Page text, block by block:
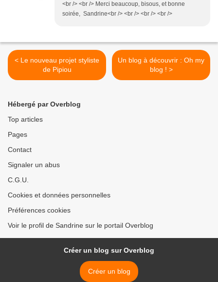
<br /> <br /> Merci beaucoup, bisous, et bonne
soirée, Sandrine<br /> <br /> <br /> <br />
< Le nouveau projet styliste
de Pipiou
Un blog à découvrir : Oh my
blog ! >
Hébergé par Overblog
Top articles
Pages
Contact
Signaler un abus
C.G.U.
Cookies et données personnelles
Préférences cookies
Voir le profil de Sandrine sur le portail Overblog
Créer un blog sur Overblog
Créer un blog